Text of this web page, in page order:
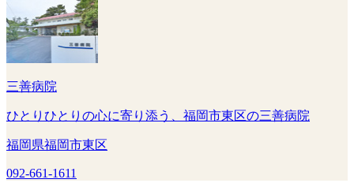
三善病院
ひとりひとりの心に寄り添う、福岡市東区の三善病院
福岡県福岡市東区
092-661-1611